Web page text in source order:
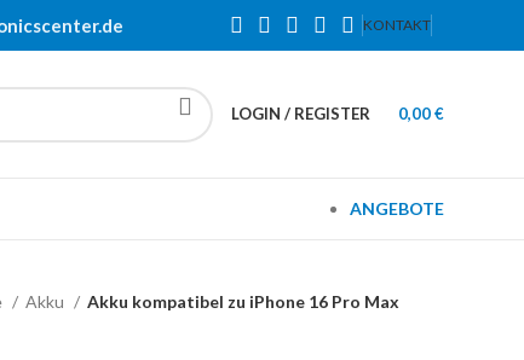
KONTAKT
LOGIN / REGISTER 0,00€
ANGEBOTE
Akku
Akku kompatibel zu iPhone 16 Pro Max